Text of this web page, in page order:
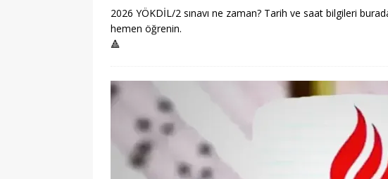
2026 YÖKDİL/2 sınavı ne zaman? Tarih ve saat bilgileri
hemen öğrenin.
🔺